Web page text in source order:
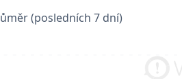
(posledních 7 dní)